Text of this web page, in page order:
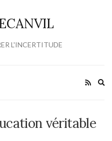
L'INCERTITUDE
véritable